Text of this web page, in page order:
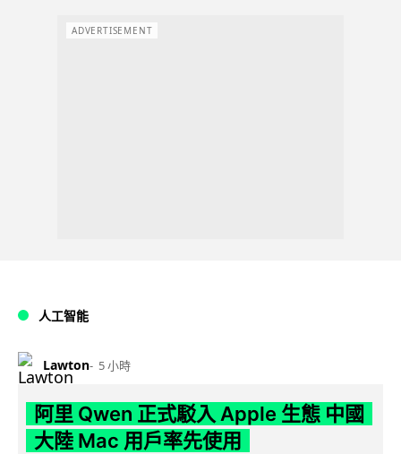
ADVERTISEMENT
人工智能
Lawton 5 小時
阿里 Qwen 正式駁入 Apple 生態 中國
大陸 Mac 用戶率先使用